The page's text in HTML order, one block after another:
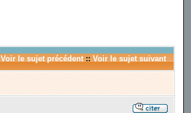
Voir le sujet précédent:: Voir le sujet suivant